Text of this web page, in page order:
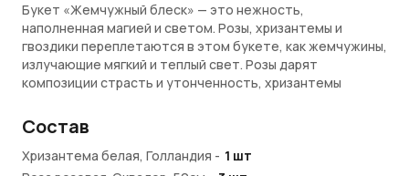
Букет «Жемчужный блеск» — это нежность,
наполненная магией и светом. Розы, хризантемы и
гвоздики переплетаются в этом букете, как жемчужины,
излучающие мягкий и теплый свет. Розы дарят
композиции страсть и утонченность, хризантемы
придают изысканность и выразительность. Этот букет,
словно отражение легкости и красоты, является
воплощением волшебства, которое дарит радость и
Состав
Хризантема белая, Голландия - 1 шт